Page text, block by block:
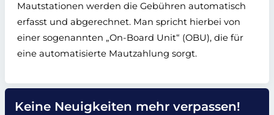
Mautstationen werden die Gebühren automatisch
erfasst und abgerechnet. Man spricht hierbei von
einer sogenannten „On-Board Unit“ (OBU), die für
eine automatisierte Mautzahlung sorgt.
Keine Neuigkeiten mehr verpassen!